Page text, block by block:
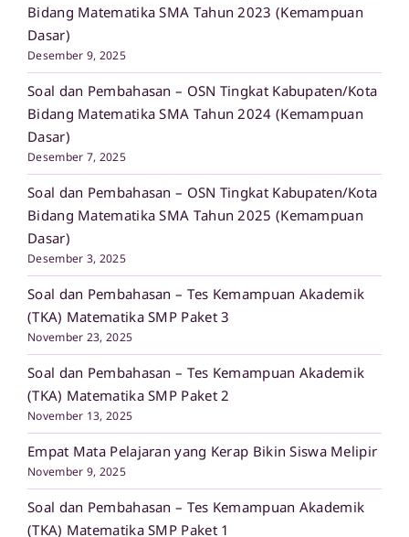
Bidang Matematika SMA Tahun 2023 (Kemampuan
Dasar)
Desember 9, 2025
Soal dan Pembahasan – OSN Tingkat Kabupaten/Kota
Bidang Matematika SMA Tahun 2024 (Kemampuan
Dasar)
Desember 7, 2025
Soal dan Pembahasan – OSN Tingkat Kabupaten/Kota
Bidang Matematika SMA Tahun 2025 (Kemampuan
Dasar)
Desember 3, 2025
Soal dan Pembahasan – Tes Kemampuan Akademik
(TKA) Matematika SMP Paket 3
November 23, 2025
Soal dan Pembahasan – Tes Kemampuan Akademik
(TKA) Matematika SMP Paket 2
November 13, 2025
Empat Mata Pelajaran yang Kerap Bikin Siswa Melipir
November 9, 2025
Soal dan Pembahasan – Tes Kemampuan Akademik
(TKA) Matematika SMP Paket 1